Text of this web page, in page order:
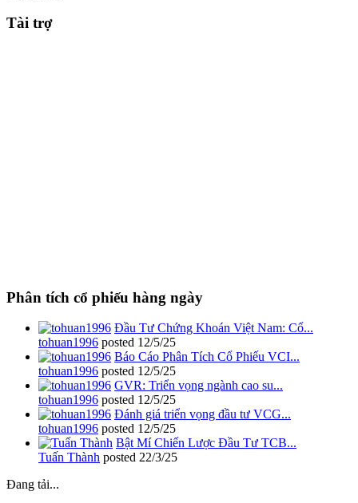
Tài trợ
Phân tích cổ phiếu hàng ngày
Đầu Tư Chứng Khoán Việt Nam: Cổ...
tohuan1996 posted 12/5/25
Báo Cáo Phân Tích Cổ Phiếu VCI...
tohuan1996 posted 12/5/25
GVR: Triển vọng ngành cao su...
tohuan1996 posted 12/5/25
Đánh giá triển vọng đầu tư VCG...
tohuan1996 posted 12/5/25
Bật Mí Chiến Lược Đầu Tư TCB...
Tuấn Thành posted 22/3/25
Đang tải...